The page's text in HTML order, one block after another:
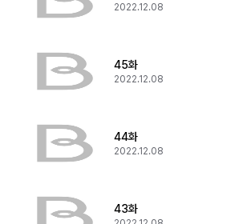
2022.12.08
45화
2022.12.08
44화
2022.12.08
43화